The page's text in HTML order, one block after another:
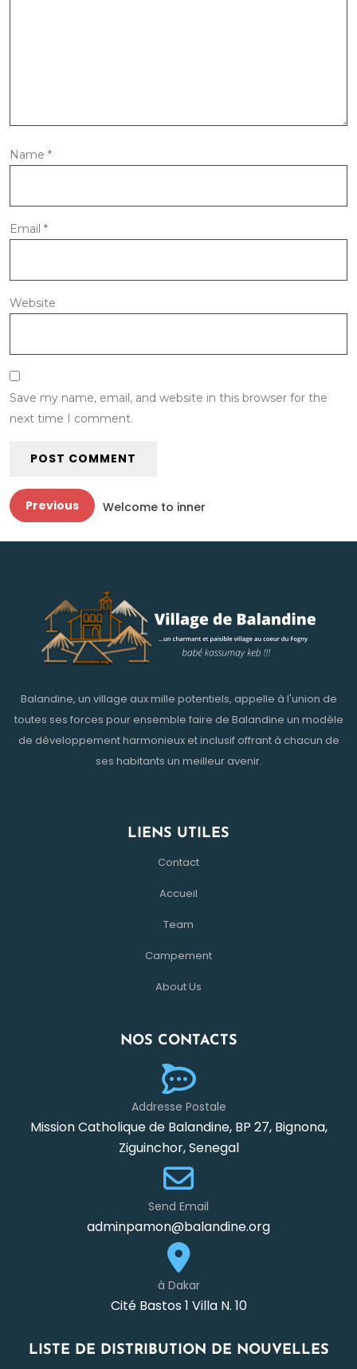
Name *
Email *
Website
Save my name, email, and website in this browser for the
next time I comment.
Previous Welcome to inner
Balandine, un village aux mille potentiels, appelle à l'union de
toutes ses forces pour ensemble faire de Balandine un modèle
de développement harmonieux et inclusif offrant à chacun de
ses habitants un meilleur avenir.
LIENS UTILES
Contact
Accueil
Team
Campement
About Us
NOS CONTACTS
Addresse Postale
Mission Catholique de Balandine, BP 27, Bignona,
Ziguinchor, Senegal
Send Email
adminpamon@balandine.org
à Dakar
Cité Bastos 1 Villa N. 10
LISTE DE DISTRIBUTION DE NOUVELLES